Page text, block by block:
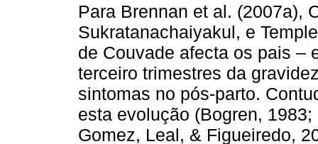
Para Brennan et al. (2007a),
Sukratanachaiyakul, e
de Couvade afecta os pais –
terceiro trimestres da
sintomas no pós­-parto.
esta evolução (Bogren,
Gomez, Leal, & Figueiredo,